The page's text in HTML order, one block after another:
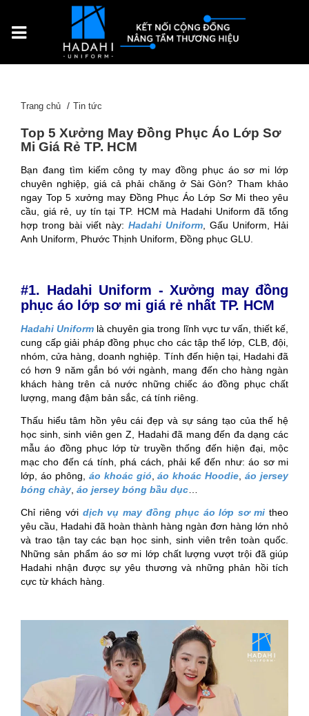
Trang chủ Tin tức
Top 5 Xưởng May Đồng Phục Áo Lớp Sơ
Mi Giá Rẻ TP. HCM
Bạn đang tìm kiếm công ty may đồng phục áo sơ mi lớp
chuyên nghiệp, giá cả phải chăng ở Sài Gòn? Tham khảo
ngay Top 5 xưởng may Đồng Phục Áo Lớp Sơ Mi theo yêu
cầu, giá rẻ, uy tín tại TP. HCM mà Hadahi Uniform đã tổng
hợp trong bài viết này: Hadahi Uniform , Gấu Uniform, Hải
Anh Uniform, Phước Thịnh Uniform, Đồng phục GLU.
#1. Hadahi Uniform - Xưởng may đồng
phục áo lớp sơ mi giá rẻ nhất TP. HCM
Hadahi Uniform là chuyên gia trong lĩnh vực tư vấn, thiết kế,
cung cấp giải pháp đồng phục cho các tập thể lớp, CLB, đội,
nhóm, cửa hàng, doanh nghiệp. Tính đến hiện tại, Hadahi đã
có hơn 9 năm gắn bó với ngành, mang đến cho hàng ngàn
khách hàng trên cả nước những chiếc áo đồng phục chất
lượng, mang đậm bản sắc, cá tính riêng.
Thấu hiểu tâm hồn yêu cái đẹp và sự sáng tạo của thế hệ
học sinh, sinh viên gen Z, Hadahi đã mang đến đa dạng các
mẫu áo đồng phục lớp từ truyền thống đến hiện đại, mộc
mạc cho đến cá tính, phá cách, phải kể đến như: áo sơ mi
lớp, áo phông, áo khoác gió ,áo khoác Hoodie ,áo jersey
bóng chày áo jersey bóng bầu dục
Chỉ riêng với dịch vụ may đồng phục áo lớp sơ mi theo
yêu cầu, Hadahi đã hoàn thành hàng ngàn đơn hàng lớn nhỏ
và trao tận tay các bạn học sinh, sinh viên trên toàn quốc.
Những sản phẩm áo sơ mi lớp chất lượng vượt trội đã giúp
Hadahi nhận được sự yêu thương và những phản hồi tích
cực từ khách hàng.